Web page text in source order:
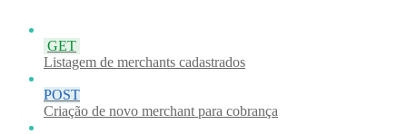
GET
Listagem de merchants cadastrados
POST
Criação de novo merchant para cobrança